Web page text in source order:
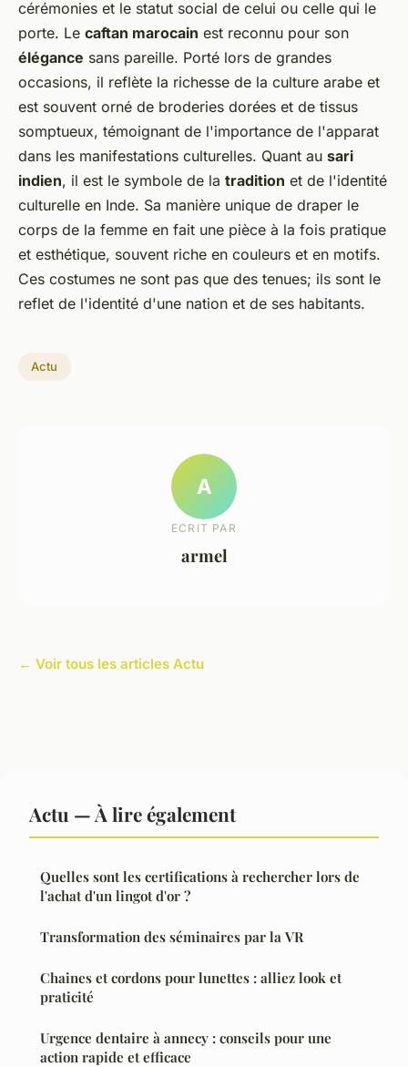
cérémonies et le statut social de celui ou celle qui le
porte. Le caftan marocain est reconnu pour son
élégance sans pareille. Porté lors de grandes
occasions, il reflète la richesse de la culture arabe et
est souvent orné de broderies dorées et de tissus
somptueux, témoignant de l'importance de l'apparat
dans les manifestations culturelles. Quant au sari
indien, il est le symbole de la tradition et de l'identité
culturelle en Inde. Sa manière unique de draper le
corps de la femme en fait une pièce à la fois pratique
et esthétique, souvent riche en couleurs et en motifs.
Ces costumes ne sont pas que des tenues; ils sont le
reflet de l'identité d'une nation et de ses habitants.
Actu
A
ECRIT PAR
armel
← Voir tous les articles Actu
Actu — À lire également
Quelles sont les certifications à rechercher lors de
l'achat d'un lingot d'or ?
Transformation des séminaires par la VR
Chaines et cordons pour lunettes : alliez look et
praticité
Urgence dentaire à annecy : conseils pour une
action rapide et efficace